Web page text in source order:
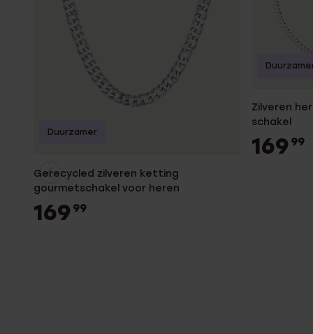
Gerecycled zilveren ketting
gourmetschakel voor heren
169 99
Duurzamer
Zilveren
schakel
169 99